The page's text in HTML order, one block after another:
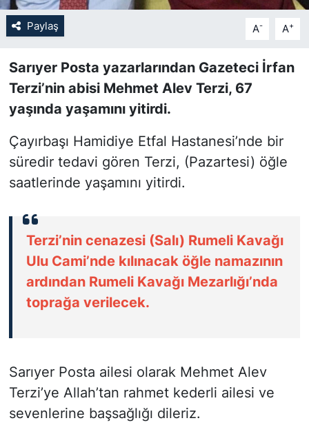
Paylaş A- A+
Sarıyer Posta yazarlarından Gazeteci İrfan
Terzi’nin abisi Mehmet Alev Terzi, 67
yaşında yaşamını yitirdi.
Çayırbaşı Hamidiye Etfal Hastanesi’nde bir
süredir tedavi gören Terzi, (Pazartesi) öğle
saatlerinde yaşamını yitirdi.
Terzi’nin cenazesi (Salı) Rumeli Kavağı
Ulu Cami’nde kılınacak öğle namazının
ardından Rumeli Kavağı Mezarlığı’nda
toprağa verilecek.
Sarıyer Posta ailesi olarak Mehmet Alev
Terzi’ye Allah’tan rahmet kederli ailesi ve
sevenlerine başsağlığı dileriz.
SARIYER İMAR BARIŞI
SİYASET
SON DAKİKA HABERİ
SPOR
TEKNOLOJİ
TÜRKİYE VE DÜNYA GÜNDEMİ
VİDEO GALERİ
YAŞAM